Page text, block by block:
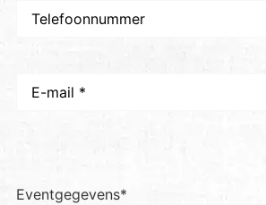
mail*
Eventgegevens*